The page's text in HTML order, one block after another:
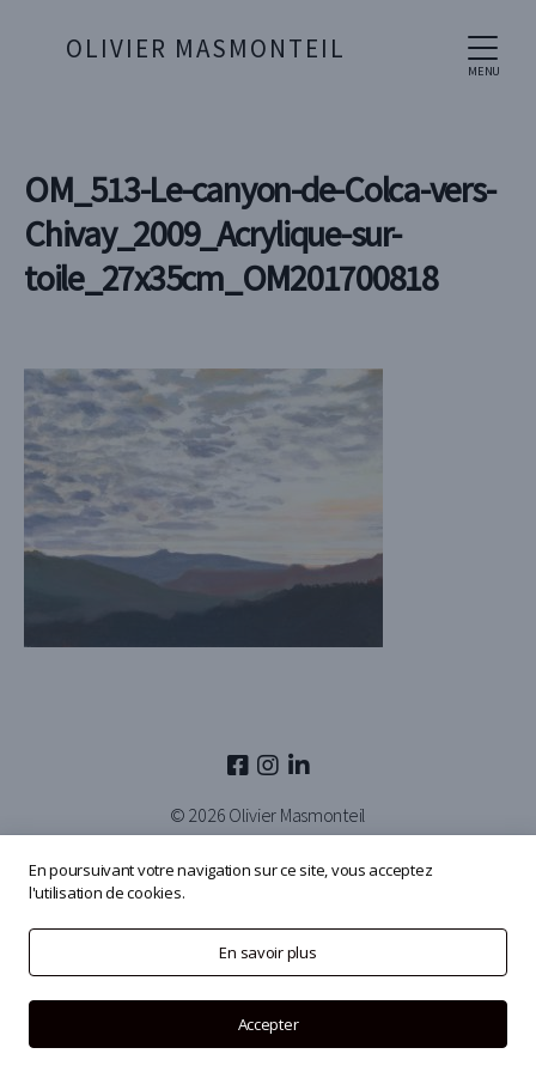
MENU
OLIVIER MASMONTEIL
OM_513-Le-canyon-de-Colca-vers-
Chivay_2009_Acrylique-sur-
toile_27x35cm_OM201700818
© 2026 Olivier Masmonteil
En poursuivant votre navigation sur ce site, vous acceptez
l'utilisation de cookies.
En savoir plus
Accepter